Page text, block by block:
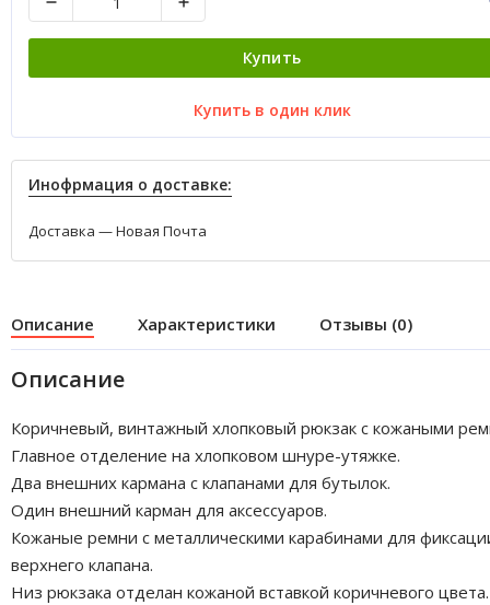
Купить
Купить в один клик
Инофрмация о доставке:
Доставка — Новая Почта
Описание Характеристики Отзывы (0)
Описание
Коричневый, винтажный хлопковый рюкзак с кожаными
Главное отделение на хлопковом шнуре-утяжке.
Два внешних кармана с клапанами для бутылок.
Один внешний карман для аксессуаров.
Кожаные ремни с металлическими карабинами для
верхнего клапана.
Низ рюкзака отделан кожаной вставкой коричневого цвета.